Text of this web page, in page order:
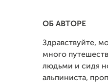
ОБ АВТОРЕ
Здравствуйте,
много
людьми и сидя
альпиниста,